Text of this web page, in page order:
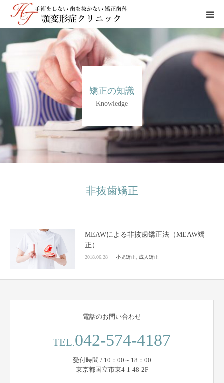
矯正の知識
Knowledge
非抜歯矯正
MEAWによる非抜歯矯正法（MEAW矯
正）
2018.06.28 小児矯正 成人矯正
電話のお問い合わせ
TEL.042-574-4187
受付時間 / 10：00～18：00
東京都国立市東4-1-48-2F
当院について∨
上顎前突
下顎前突
ガミースマイル
顎変形症治療